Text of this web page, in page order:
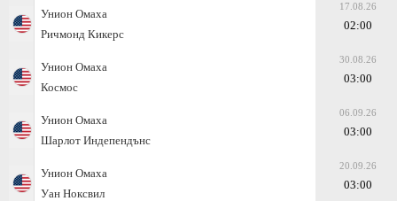
Унион Омаха
Ричмонд Кикерс
17.08.26
02:00
Унион Омаха
Космос
30.08.26
03:00
Унион Омаха
Шарлот Индепендънс
06.09.26
03:00
Унион Омаха
Уан Ноксвил
20.09.26
03:00